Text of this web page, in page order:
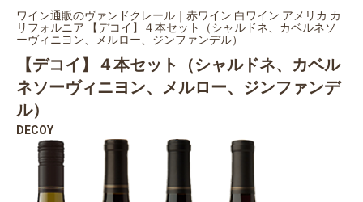
ワイン通販のヴァンドクレール｜赤ワイン 白ワイン アメリカ カ
リフォルニア 【デコイ】４本セット（シャルドネ、カベルネソ
ーヴィニヨン、メルロー、ジンファンデル）
【デコイ】４本セット（シャルドネ、カベル
ネソーヴィニヨン、メルロー、ジンファンデ
ル）
DECOY